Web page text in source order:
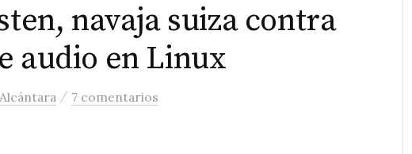
navaja suiza contra
audio en Linux
/ 7 comentarios